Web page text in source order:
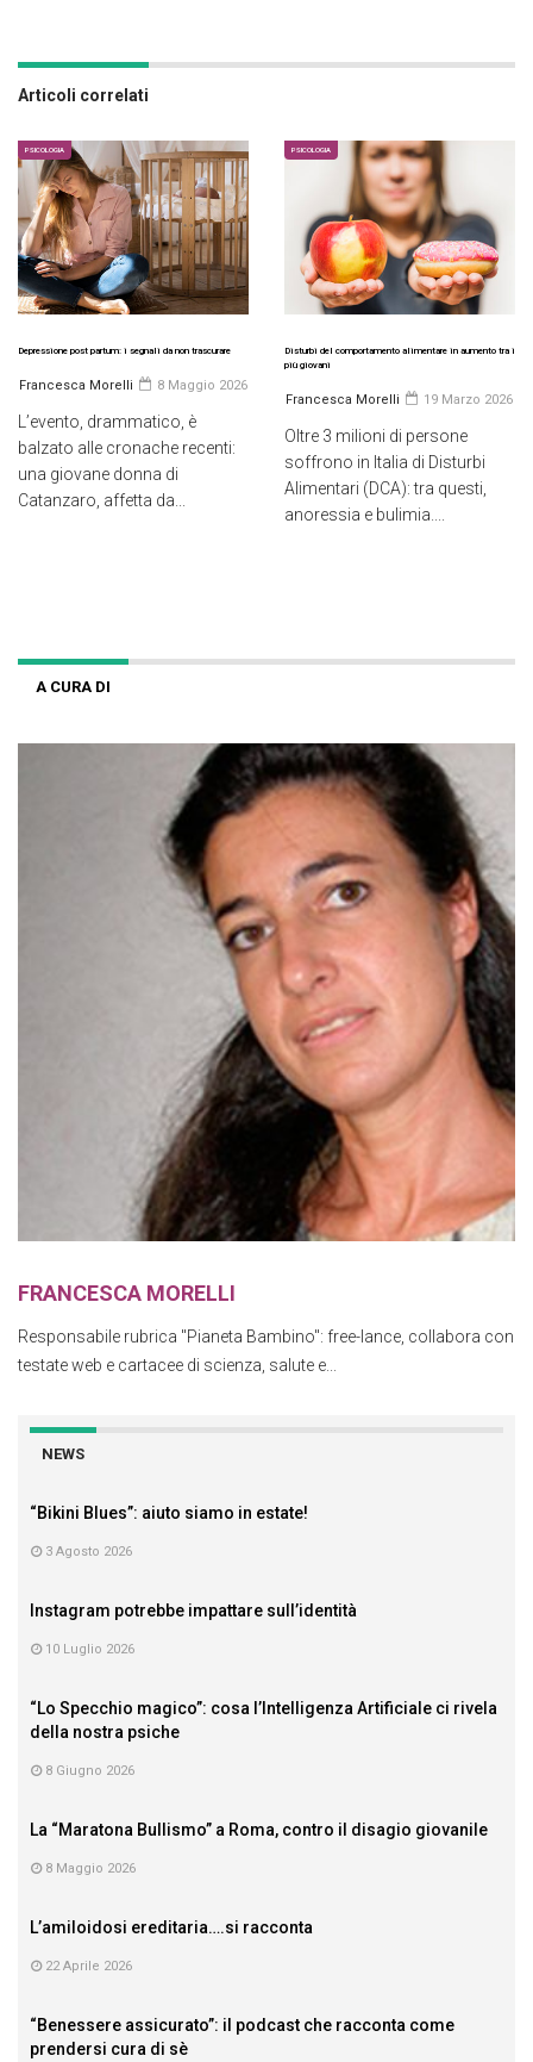
Articoli correlati
PSICOLOGIA
Depressione post partum: i segnali da non trascurare
Francesca Morelli 8 Maggio 2026
L’evento, drammatico, è
balzato alle cronache recenti:
una giovane donna di
Catanzaro, affetta da...
PSICOLOGIA
Disturbi del comportamento alimentare in aumento tra i
più giovani
Francesca Morelli 19 Marzo 2026
Oltre 3 milioni di persone
soffrono in Italia di Disturbi
Alimentari (DCA): tra questi,
anoressia e bulimia....
A CURA DI
FRANCESCA MORELLI
Responsabile rubrica "Pianeta Bambino": free-lance, collabora con
testate web e cartacee di scienza, salute e...
NEWS
“Bikini Blues”: aiuto siamo in estate!
3 Agosto 2026
Instagram potrebbe impattare sull’identità
10 Luglio 2026
“Lo Specchio magico”: cosa l’Intelligenza Artificiale ci rivela
della nostra psiche
8 Giugno 2026
La “Maratona Bullismo” a Roma, contro il disagio giovanile
8 Maggio 2026
L’amiloidosi ereditaria….si racconta
22 Aprile 2026
“Benessere assicurato”: il podcast che racconta come
prendersi cura di sè